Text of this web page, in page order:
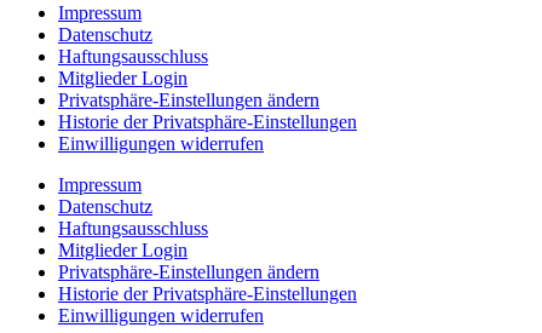
Impressum
Datenschutz
Haftungsausschluss
Mitglieder Login
Privatsphäre-Einstellungen ändern
Historie der Privatsphäre-Einstellungen
Einwilligungen widerrufen
Impressum
Datenschutz
Haftungsausschluss
Mitglieder Login
Privatsphäre-Einstellungen ändern
Historie der Privatsphäre-Einstellungen
Einwilligungen widerrufen